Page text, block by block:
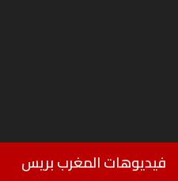
فيديوهات المغرب بريس